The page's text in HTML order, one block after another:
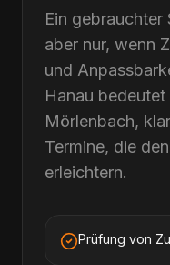
Ein gebrauchter
aber nur, wenn
und
Hanau
Mörlenbach,
Termine, die
erleichtern.
Prüfung von